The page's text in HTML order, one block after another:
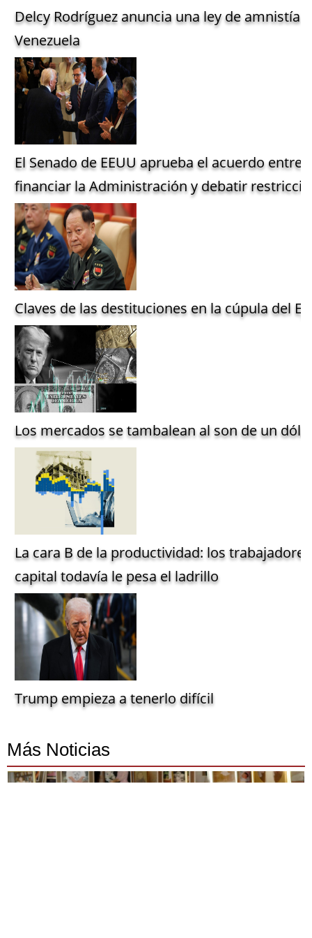
Delcy Rodríguez anuncia una ley de amnistía
Venezuela
El Senado de EEUU aprueba el acuerdo entre
financiar la Administración y debatir
Claves de las destituciones en la cúpula del
Los mercados se tambalean al son de un
La cara B de la productividad: los
capital todavía le pesa el ladrillo
Trump empieza a tenerlo difícil
Más Noticias